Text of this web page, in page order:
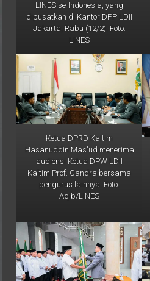
LINES se-Indonesia, yang
dipusatkan di Kantor DPP LDII
Jakarta, Rabu (12/2). Foto:
LINES
Ketua DPRD Kaltim
Hasanuddin Mas'ud menerima
audiensi Ketua DPW LDII
Kaltim Prof. Candra bersama
pengurus lainnya. Foto:
Aqib/LINES